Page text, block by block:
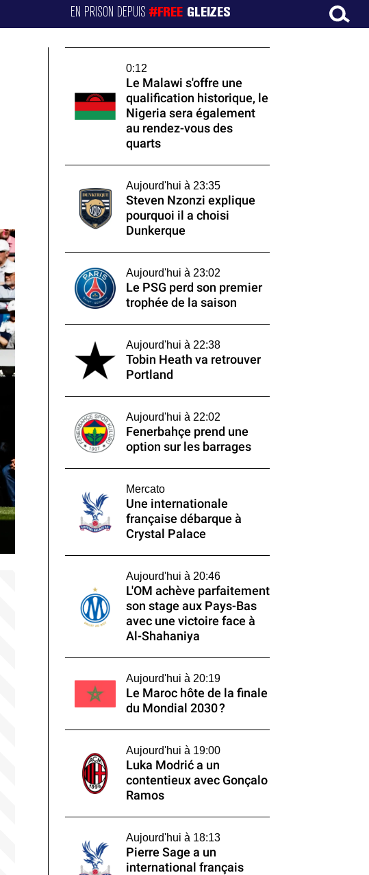
EN PRISON DEPUIS#FREE GLEIZES
0:12
Le Malawi s'offre une
qualification historique, le
Nigeria sera également
au rendez-vous des
quarts
Aujourd'hui à 23:35
Steven Nzonzi explique
pourquoi il a choisi
Dunkerque
Aujourd'hui à 23:02
Le PSG perd son premier
trophée de la saison
Aujourd'hui à 22:38
Tobin Heath va retrouver
Portland
Aujourd'hui à 22:02
Fenerbahçe prend une
option sur les barrages
Mercato
Une internationale
française débarque à
Crystal Palace
Aujourd'hui à 20:46
L'OM achève parfaitement
son stage aux Pays-Bas
avec une victoire face à
Al-Shahaniya
Aujourd'hui à 20:19
Le Maroc hôte de la finale
du Mondial 2030 ?
Aujourd'hui à 19:00
Luka Modrić a un
contentieux avec Gonçalo
Ramos
Aujourd'hui à 18:13
Pierre Sage a un
international français